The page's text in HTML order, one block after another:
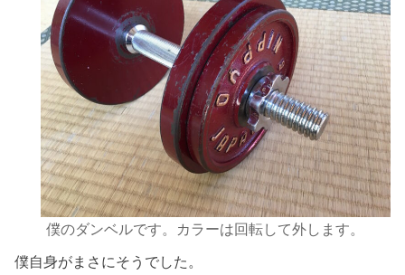
僕のダンベルです。カラーは回転して外します。
僕自身がまさにそうでした。